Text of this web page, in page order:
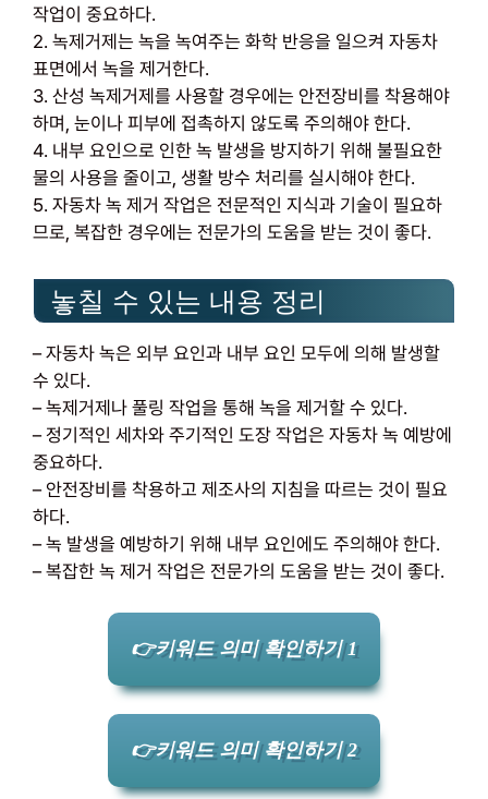
작업이 중요하다.
2. 녹제거제는 녹을 녹여주는 화학 반응을 일으켜 자동차
표면에서 녹을 제거한다.
3. 산성 녹제거제를 사용할 경우에는 안전장비를 착용해야
하며, 눈이나 피부에 접촉하지 않도록 주의해야 한다.
4. 내부 요인으로 인한 녹 발생을 방지하기 위해 불필요한
물의 사용을 줄이고, 생활 방수 처리를 실시해야 한다.
5. 자동차 녹 제거 작업은 전문적인 지식과 기술이 필요하
므로, 복잡한 경우에는 전문가의 도움을 받는 것이 좋다.
놓칠 수 있는 내용 정리
– 자동차 녹은 외부 요인과 내부 요인 모두에 의해 발생할
수 있다.
– 녹제거제나 풀링 작업을 통해 녹을 제거할 수 있다.
– 정기적인 세차와 주기적인 도장 작업은 자동차 녹 예방에
중요하다.
– 안전장비를 착용하고 제조사의 지침을 따르는 것이 필요
하다.
– 녹 발생을 예방하기 위해 내부 요인에도 주의해야 한다.
– 복잡한 녹 제거 작업은 전문가의 도움을 받는 것이 좋다.
👉키워드 의미 확인하기 1
👉키워드 의미 확인하기 2